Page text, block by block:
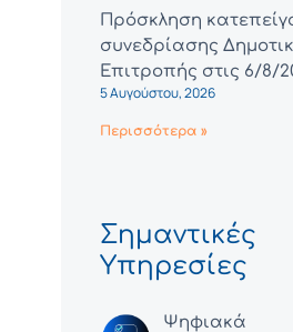
Πρόσκληση
συνεδρίασης
Επιτροπής στις 6/8/
5 Αυγούστου, 2026
Περισσότερα »
Σημαντικές
Υπηρεσίες
Ψηφιακά